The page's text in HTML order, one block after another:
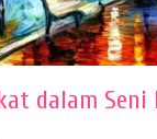
dalam Seni